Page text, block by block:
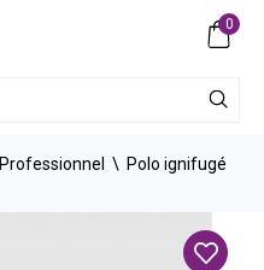
0
Professionnel
Polo ignifugé